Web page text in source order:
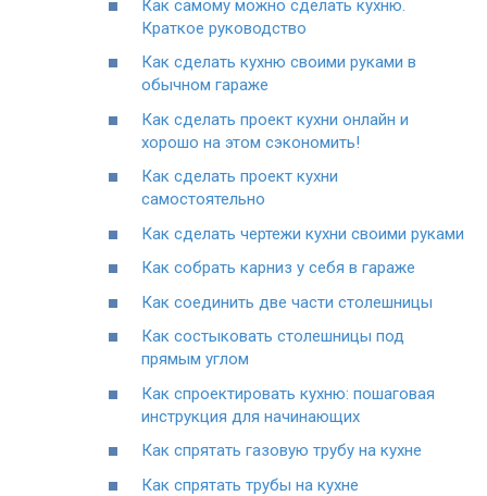
Как самому можно сделать кухню.
Краткое руководство
Как сделать кухню своими руками в
обычном гараже
Как сделать проект кухни онлайн и
хорошо на этом сэкономить!
Как сделать проект кухни
самостоятельно
Как сделать чертежи кухни своими руками
Как собрать карниз у себя в гараже
Как соединить две части столешницы
Как состыковать столешницы под
прямым углом
Как спроектировать кухню: пошаговая
инструкция для начинающих
Как спрятать газовую трубу на кухне
Как спрятать трубы на кухне